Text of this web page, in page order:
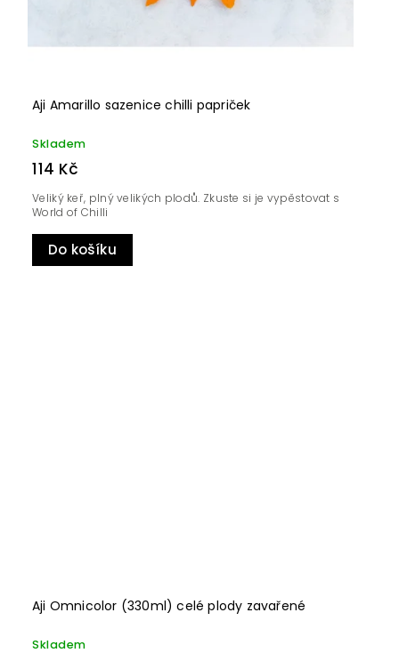
Aji Amarillo sazenice chilli papriček
Skladem
114 Kč
Do košíku
Veliký keř, plný velikých plodů. Zkuste si je vypěstovat s
World of Chilli
Aji Omnicolor (330ml) celé plody zavařené
Skladem